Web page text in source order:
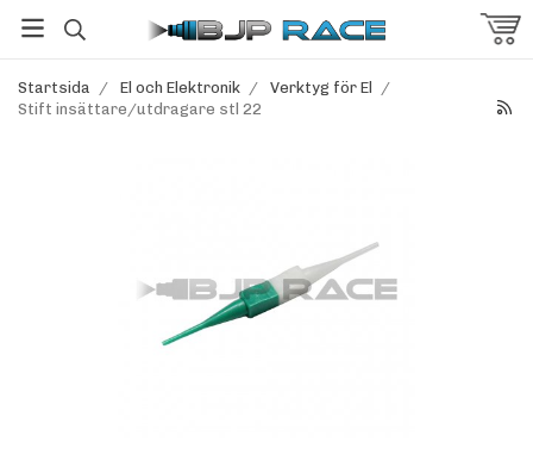
Startsida / El och Elektronik / Verktyg för El
/
Stift insättare/utdragare stl 22